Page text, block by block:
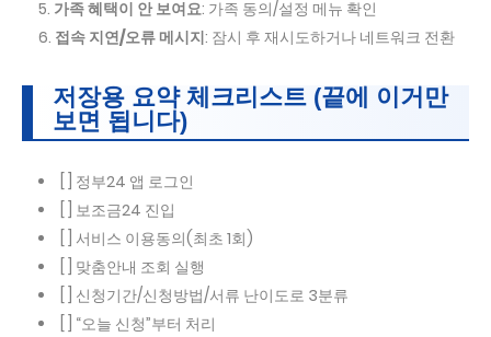
가족 혜택이 안 보여요: 가족 동의/설정 메뉴 확인
접속 지연/오류 메시지: 잠시 후 재시도하거나 네트워크 전환
저장용 요약 체크리스트 (끝에 이거만
보면 됩니다)
[ ] 정부24 앱 로그인
[ ] 보조금24 진입
[ ] 서비스 이용동의(최초 1회)
[ ] 맞춤안내 조회 실행
[ ] 신청기간/신청방법/서류 난이도로 3분류
[ ] “오늘 신청”부터 처리